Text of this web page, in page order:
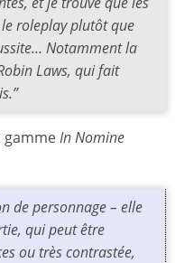
roleplay plutôt que
Notamment la
Laws, qui fait
gammeIn Nomine
de personnage – elle
qui peut être
ou très contrastée,